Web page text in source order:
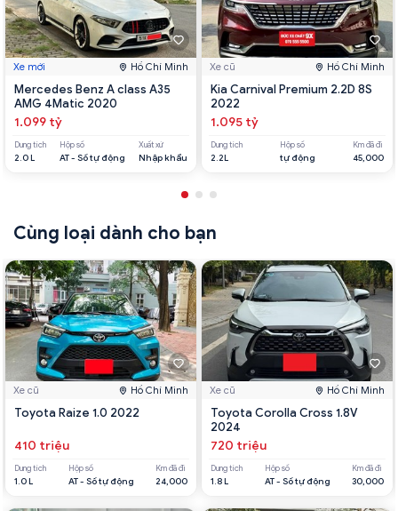
Xe mới Hồ Chí Minh
Mercedes Benz A class A35
AMG 4Matic 2020
1.099 tỷ
Dung tích
2.0 L
Hộp số
AT - Số tự động
Xuất xứ
Nhập khẩu
Xe cũ Hồ Chí Minh
Kia Carnival Premium 2.2D 8S
2022
1.095 tỷ
Dung tích
2.2L
Hộp số
tự động
Km đã đi
45,000
Cùng loại dành cho bạn
Xe cũ Hồ Chí Minh
Toyota Raize 1.0 2022
410 triệu
Dung tích
1.0 L
Hộp số
AT - Số tự động
Km đã đi
24,000
Xe cũ Hồ Chí Minh
Toyota Corolla Cross 1.8V
2024
720 triệu
Dung tích
1.8 L
Hộp số
AT - Số tự động
Km đã đi
30,000